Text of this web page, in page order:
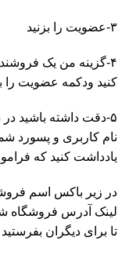
۳-عضویت را بزنید
۴-گزینه من یک
کنید ودکمه عضویت را
۵-دقت داشته باشید
نام کاربری و پسورد
یادداشت کنید که
در زیر باکس اسم
لینک آدرس فروشگاه
تا برای دیگران